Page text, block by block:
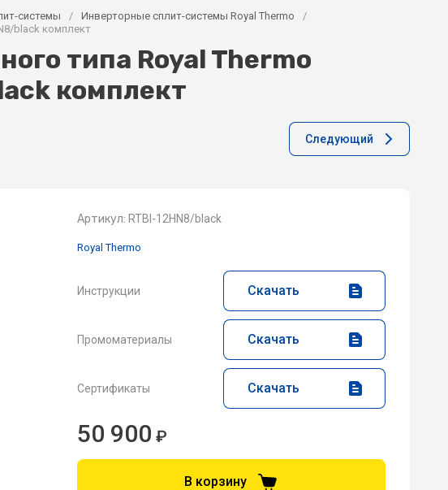
системы / Инверторные сплит-системы Royal Thermo
/
black комплект
типа Royal Thermo
комплект
Следующий
Артикул: RTBI-12HN8/black
Royal Thermo
Инструкции Скачать
Промоматериалы Скачать
Сертификаты Скачать
50 900 ₽
В корзину